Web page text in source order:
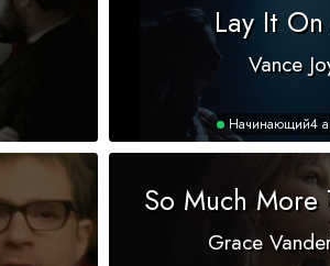
Lay It
Vance
Начинающий4
So Much More
Grace